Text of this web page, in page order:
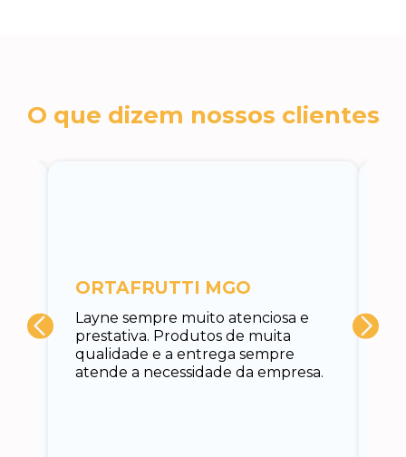
O que dizem nossos clientes
Layne sempre muito atenciosa e
prestativa. Produtos de muita
qualidade e a entrega sempre
atende a necessidade da empresa.
ORTAFRUTTI MGO